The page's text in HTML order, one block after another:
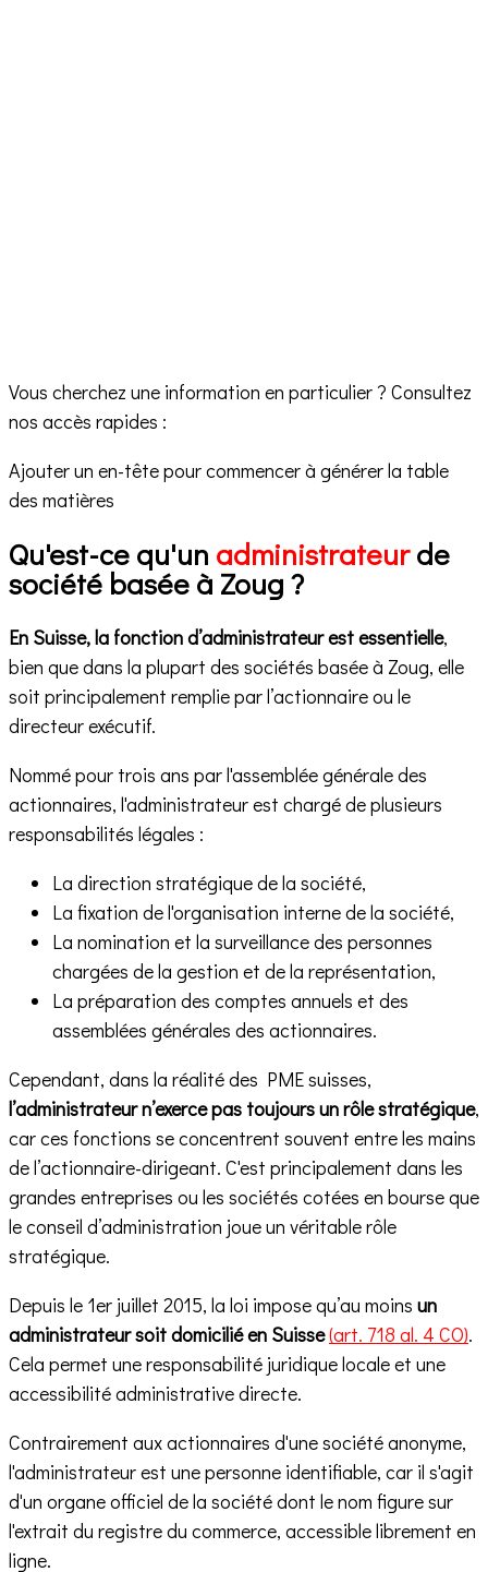
Vous cherchez une information en particulier ? Consultez
nos accès rapides :
Ajouter un en-tête pour commencer à générer la table
des matières
Qu'est-ce qu'un administrateurde
société basée à Zoug ?
En Suisse, la fonction d’administrateur est essentielle,
bien que dans la plupart des sociétés basée à Zoug, elle
soit principalement remplie par l’actionnaire ou le
directeur exécutif.
Nommé pour trois ans par l'assemblée générale des
actionnaires, l'administrateur est chargé de plusieurs
responsabilités légales :
La direction stratégique de la société,
La fixation de l'organisation interne de la société,
La nomination et la surveillance des personnes
chargées de la gestion et de la représentation,
La préparation des comptes annuels et des
assemblées générales des actionnaires.
Cependant, dans la réalité des PME suisses,
l’administrateur n’exerce pas toujours un rôle stratégique,
car ces fonctions se concentrent souvent entre les mains
de l’actionnaire-dirigeant. C'est principalement dans les
grandes entreprises ou les sociétés cotées en bourse que
le conseil d’administration joue un véritable rôle
stratégique.
Depuis le 1er juillet 2015, la loi impose qu’au moins un
administrateur soit domicilié en Suisse(art. 718 al. 4 CO).
Cela permet une responsabilité juridique locale et une
accessibilité administrative directe.
Contrairement aux actionnaires d'une société anonyme,
l'administrateur est une personne identifiable, car il s'agit
d'un organe officiel de la société dont le nom figure sur
l'extrait du registre du commerce, accessible librement en
ligne.